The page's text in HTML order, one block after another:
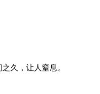
久，让人窒息。